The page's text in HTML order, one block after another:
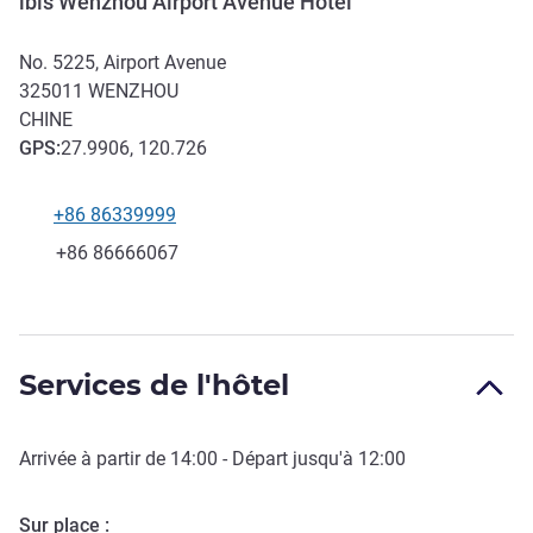
No. 5225, Airport Avenue
325011 WENZHOU
CHINE
GPS:27.9906, 120.726
Téléphone
+86 86339999
Fax
+86 86666067
Services de l'hôtel
Arrivée à partir de 14:00 - Départ jusqu'à 12:00
Sur place